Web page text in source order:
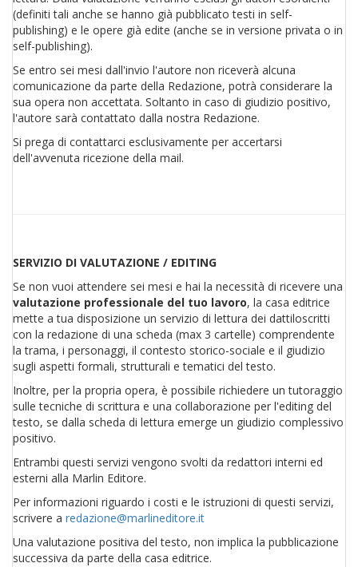
(definiti tali anche se hanno già pubblicato testi in self-
publishing) e le opere già edite (anche se in versione privata o in
self-publishing).
Se entro sei mesi dall'invio l'autore non riceverà alcuna
comunicazione da parte della Redazione, potrà considerare la
sua opera non accettata. Soltanto in caso di giudizio positivo,
l'autore sarà contattato dalla nostra Redazione.
Si prega di contattarci esclusivamente per accertarsi
dell'avvenuta ricezione della mail.
SERVIZIO DI VALUTAZIONE / EDITING
Se non vuoi attendere sei mesi e hai la necessità di ricevere una
valutazione professionale del tuo lavoro, la casa editrice
mette a tua disposizione un servizio di lettura dei dattiloscritti
con la redazione di una scheda (max 3 cartelle) comprendente
la trama, i personaggi, il contesto storico-sociale e il giudizio
sugli aspetti formali, strutturali e tematici del testo.
Inoltre, per la propria opera, è possibile richiedere un tutoraggio
sulle tecniche di scrittura e una collaborazione per l'editing del
testo, se dalla scheda di lettura emerge un giudizio complessivo
positivo.
Entrambi questi servizi vengono svolti da redattori interni ed
esterni alla Marlin Editore.
Per informazioni riguardo i costi e le istruzioni di questi servizi,
scrivere a redazione@marlineditore.it
Una valutazione positiva del testo, non implica la pubblicazione
successiva da parte della casa editrice.